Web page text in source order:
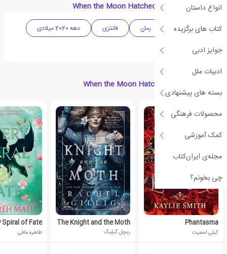
انواع داستان
کتاب های برگزیده
جوایز ادبی
ادبیات ملل
بسته های پیشنهادی
محصولات فرهنگی
کمک آموزشی
مجله‌ی ایران‌کتاب
چی بخونم؟
دسته بندی های کتاب When the Moon Hatched
ادبیات آمریکا رمان فانتزی
دهه 2020 میلادی
زبان اصلی
Phantasma
کیلی اسمیت
The Knight and the Moth
ریچل گیلیگ
Spiral of Fate
طاهره مافی